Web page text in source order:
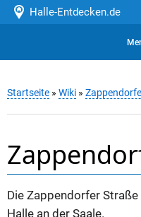
Halle-Entdecken.de
Startseite » Wiki »
Die Zappendorfer
Halle an der Saale.